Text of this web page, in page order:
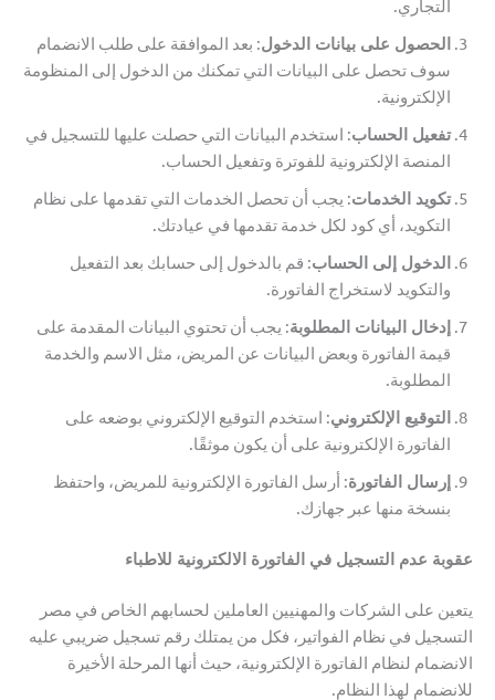
التجاري.
الحصول على بيانات الدخول: بعد الموافقة على طلب الانضمام
سوف تحصل على البيانات التي تمكنك من الدخول إلى المنظومة
الإلكترونية.
تفعيل الحساب: استخدم البيانات التي حصلت عليها للتسجيل في
المنصة الإلكترونية للفوترة وتفعيل الحساب.
تكويد الخدمات: يجب أن تحصل الخدمات التي تقدمها على نظام
التكويد، أي كود لكل خدمة تقدمها في عيادتك.
الدخول إلى الحساب: قم بالدخول إلى حسابك بعد التفعيل
والتكويد لاستخراج الفاتورة.
إدخال البيانات المطلوبة: يجب أن تحتوي البيانات المقدمة على
قيمة الفاتورة وبعض البيانات عن المريض، مثل الاسم والخدمة
المطلوبة.
التوقيع الإلكتروني: استخدم التوقيع الإلكتروني بوضعه على
الفاتورة الإلكترونية على أن يكون موثقًا.
إرسال الفاتورة: أرسل الفاتورة الإلكترونية للمريض، واحتفظ
بنسخة منها عبر جهازك.
عقوبة عدم التسجيل في الفاتورة الالكترونية للاطباء
يتعين على الشركات والمهنيين العاملين لحسابهم الخاص في مصر
التسجيل في نظام الفواتير، فكل من يمتلك رقم تسجيل ضريبي عليه
الانضمام لنظام الفاتورة الإلكترونية، حيث أنها المرحلة الأخيرة
للانضمام لهذا النظام.